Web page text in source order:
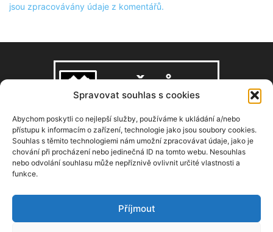
Spravovat souhlas s cookies
Abychom poskytli co nejlepší služby, používáme k ukládání a/nebo
přístupu k informacím o zařízení, technologie jako jsou soubory cookies.
Souhlas s těmito technologiemi nám umožní zpracovávat údaje, jako je
chování při procházení nebo jedinečná ID na tomto webu. Nesouhlas
nebo odvolání souhlasu může nepříznivě ovlivnit určité vlastnosti a
funkce.
Příjmout
jsou zpracovávány údaje z komentářů.
O NÁS